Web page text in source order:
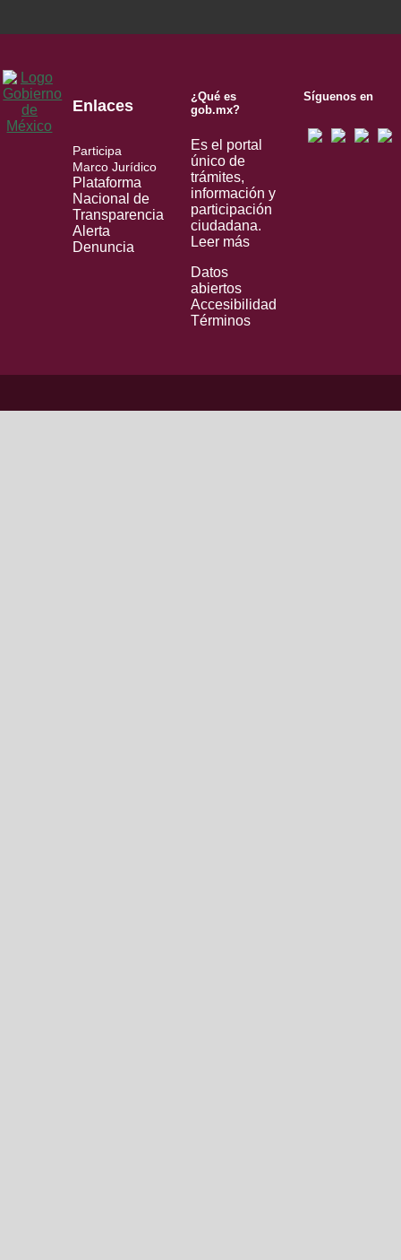
Enlaces
Participa
Marco Jurídico
Plataforma
Nacional de
Transparencia
Alerta
Denuncia
¿Qué es
gob.mx?
Es el portal
único de
trámites,
información y
participación
ciudadana.
Leer más
Datos
abiertos
Accesibilidad
Términos
Síguenos en